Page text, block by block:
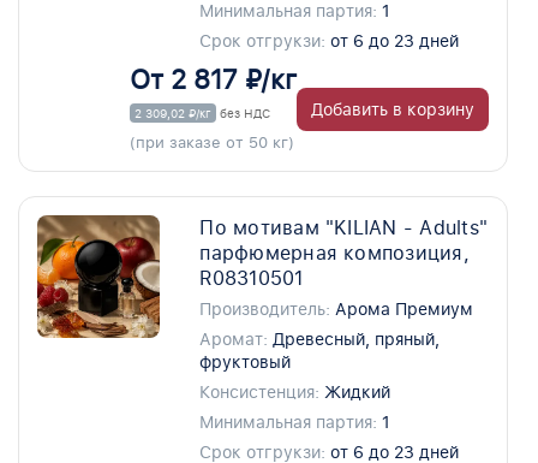
Минимальная партия: 1
Срок отгрукзи: от 6 до 23 дней
От 2 817 ₽/кг
2 309,02 ₽/кг без НДС
(при заказе от 50 кг)
Добавить в корзину
По мотивам "KILIAN - Adults"
парфюмерная композиция,
R08310501
Производитель: Арома Премиум
Аромат: Древесный, пряный,
фруктовый
Консистенция: Жидкий
Минимальная партия: 1
Срок отгрукзи: от 6 до 23 дней